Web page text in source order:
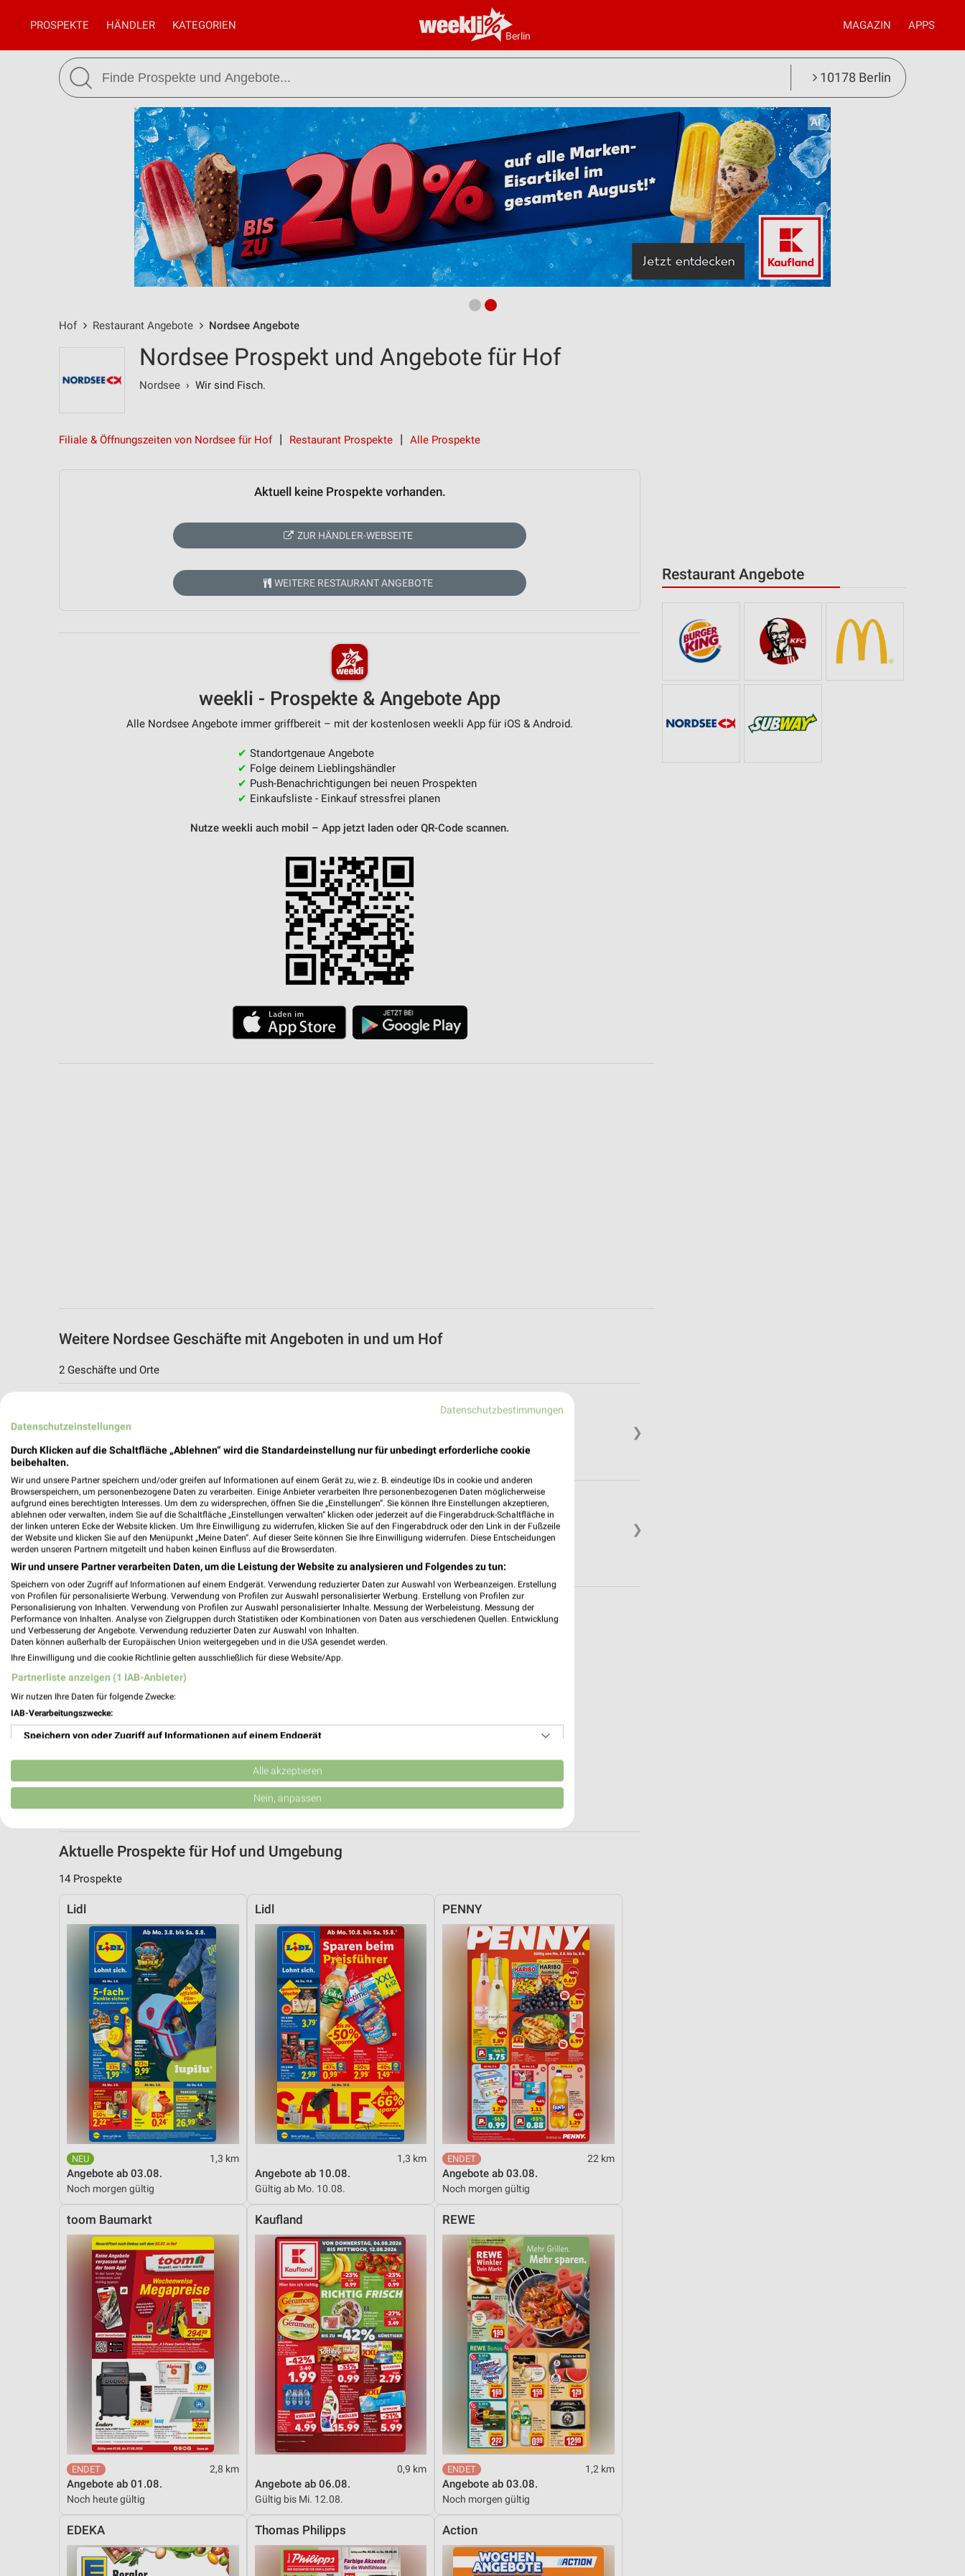
Berlin
PROSPEKTE HÄNDLER KATEGORIEN MAGAZIN APPS
10178 Berlin
Hof Restaurant Angebote Nordsee Angebote
Restaurant Angebote
Nordsee Prospekt und Angebote für Hof
Nordsee › Wir sind Fisch.
Filiale & Öffnungszeiten von Nordsee für Hof Restaurant Prospekte Alle Prospekte
Aktuell keine Prospekte vorhanden.
ZUR HÄNDLER-WEBSEITE
WEITERE RESTAURANT ANGEBOTE
weekli - Prospekte & Angebote App
Alle Nordsee Angebote immer griffbereit – mit der kostenlosen weekli App für iOS & Android.
✔ Standortgenaue Angebote
✔ Folge deinem Lieblingshändler
✔ Push-Benachrichtigungen bei neuen Prospekten
✔ Einkaufsliste - Einkauf stressfrei planen
Nutze weekli auch mobil – App jetzt laden oder QR-Code scannen.
Weitere Nordsee Geschäfte mit Angeboten in und um Hof
2 Geschäfte und Orte
❯
BAB A 9 / Fahrtrichtung Nord
272,29 km
❯
Nordsee Angebote in Plauen
Plauen, Deutschland
241,59 km
Aktuelle Prospekte für Hof und Umgebung
14 Prospekte
Lidl
1,3 km
Angebote ab 03.08.
Noch morgen gültig
Lidl
1,3 km
Angebote ab 10.08.
Gültig ab Mo. 10.08.
PENNY
22 km
Angebote ab 03.08.
Noch morgen gültig
toom Baumarkt
2,8 km
Angebote ab 01.08.
Noch heute gültig
Kaufland
0,9 km
Angebote ab 06.08.
Gültig bis Mi. 12.08.
REWE
1,2 km
Angebote ab 03.08.
Noch morgen gültig
EDEKA Thomas Philipps Action
Datenschutzbestimmungen
Datenschutzeinstellungen
Durch Klicken auf die Schaltfläche „Ablehnen“ wird die Standardeinstellung nur für unbedingt erforderliche cookie
beibehalten.
Wir und unsere Partner speichern und/oder greifen auf Informationen auf einem Gerät zu, wie z. B. eindeutige IDs in cookie und anderen
Browserspeichern, um personenbezogene Daten zu verarbeiten. Einige Anbieter verarbeiten Ihre personenbezogenen Daten möglicherweise
aufgrund eines berechtigten Interesses. Um dem zu widersprechen, öffnen Sie die „Einstellungen“. Sie können Ihre Einstellungen akzeptieren,
ablehnen oder verwalten, indem Sie auf die Schaltfläche „Einstellungen verwalten“ klicken oder jederzeit auf die Fingerabdruck-Schaltfläche in
der linken unteren Ecke der Website klicken. Um Ihre Einwilligung zu widerrufen, klicken Sie auf den Fingerabdruck oder den Link in der Fußzeile
der Website und klicken Sie auf den Menüpunkt „Meine Daten“. Auf dieser Seite können Sie Ihre Einwilligung widerrufen. Diese Entscheidungen
werden unseren Partnern mitgeteilt und haben keinen Einfluss auf die Browserdaten.
Wir und unsere Partner verarbeiten Daten, um die Leistung der Website zu analysieren und Folgendes zu tun:
Speichern von oder Zugriff auf Informationen auf einem Endgerät. Verwendung reduzierter Daten zur Auswahl von Werbeanzeigen. Erstellung
von Profilen für personalisierte Werbung. Verwendung von Profilen zur Auswahl personalisierter Werbung. Erstellung von Profilen zur
Personalisierung von Inhalten. Verwendung von Profilen zur Auswahl personalisierter Inhalte. Messung der Werbeleistung. Messung der
Performance von Inhalten. Analyse von Zielgruppen durch Statistiken oder Kombinationen von Daten aus verschiedenen Quellen. Entwicklung
und Verbesserung der Angebote. Verwendung reduzierter Daten zur Auswahl von Inhalten.
Daten können außerhalb der Europäischen Union weitergegeben und in die USA gesendet werden.
Ihre Einwilligung und die cookie Richtlinie gelten ausschließlich für diese Website/App.
Partnerliste anzeigen (1 IAB-Anbieter)
Wir nutzen Ihre Daten für folgende Zwecke:
IAB-Verarbeitungszwecke:
Speichern von oder Zugriff auf Informationen auf einem Endgerät
Verwendung reduzierter Daten zur Auswahl von Werbeanzeigen
Erstellung von Profilen für personalisierte Werbung
Erstellung von Profilen zur Personalisierung von Inhalten
Verwendung von Profilen zur Auswahl personalisierter Inhalte
Messung der Werbeleistung
Messung der Performance von Inhalten
Analyse von Zielgruppen durch Statistiken oder Kombinationen von Daten aus verschiedenen
Entwicklung und Verbesserung der Angebote
Verwendung reduzierter Daten zur Auswahl von Inhalten
Verwendung genauer Standortdaten
Geräte anhand von aktiv angeforderten Informationen identifizieren
Nicht-IAB-Verarbeitungszwecke:
Notwendig
Performance
Funktional
Alle akzeptieren
Nein, anpassen